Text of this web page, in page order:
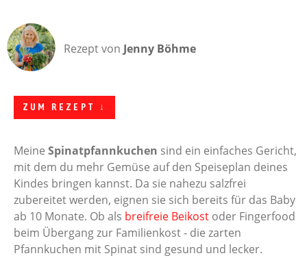
Rezept von Jenny Böhme
ZUM REZEPT ↓
Meine Spinatpfannkuchen sind ein einfaches Gericht,
mit dem du mehr Gemüse auf den Speiseplan deines
Kindes bringen kannst. Da sie nahezu salzfrei
zubereitet werden, eignen sie sich bereits für das Baby
ab 10 Monate. Ob als breifreie Beikost oder Fingerfood
beim Übergang zur Familienkost - die zarten
Pfannkuchen mit Spinat sind gesund und lecker.